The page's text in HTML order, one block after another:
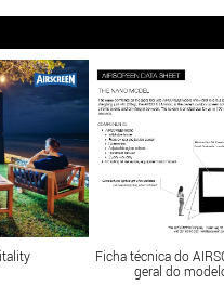
Ficha técnica do
geral do